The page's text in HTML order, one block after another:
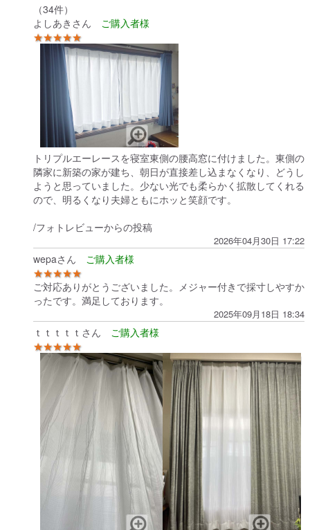
（34件）
よしあきさん
★★★★★
トリプルエーレースを寝室東側の腰高窓に付けました。東側の
隣家に新築の家が建ち、朝日が直接差し込まなくなり、どうし
ようと思っていました。少ない光でも柔らかく拡散してくれる
ので、明るくなり夫婦ともにホッと笑顔です。
/フォトレビューからの投稿
2026年04月30日 17:22
wepaさん
★★★★★
ご対応ありがとうございました。メジャー付きで採寸しやすか
ったです。満足しております。
2025年09月18日 18:34
ｔｔｔｔｔさん
★★★★★
3回目